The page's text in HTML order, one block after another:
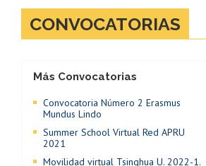
CONVOCATORIAS
Más Convocatorias
Convocatoria Número 2 Erasmus
Mundus Lindo
Summer School Virtual Red APRU
2021
Movilidad virtual Tsinghua U. 2022-1.